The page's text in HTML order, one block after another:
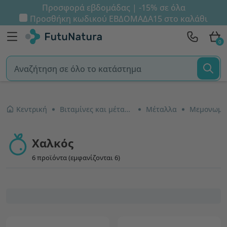
Προσφορά εβδομάδας | -15% σε όλα
Προσθήκη κωδικού ΕΒΔΟΜΑΔΑ15 στο καλάθι
0
Κεντρική Βιταμίνες και μέταλλα Μέταλλα
Χαλκός
6 προϊόντα (εμφανίζονται 6)